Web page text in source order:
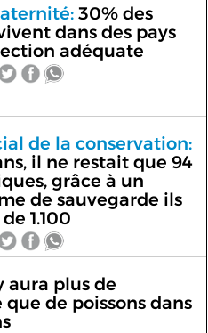
30% des
dans des pays
adéquate
de la conservation:
il ne restait que 94
grâce à un
de sauvegarde ils
1.100
aura plus de
de poissons dans